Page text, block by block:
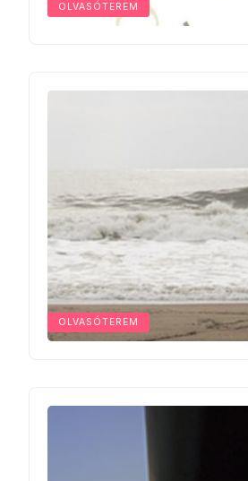
OLVASÓTEREM
OLVASÓTEREM